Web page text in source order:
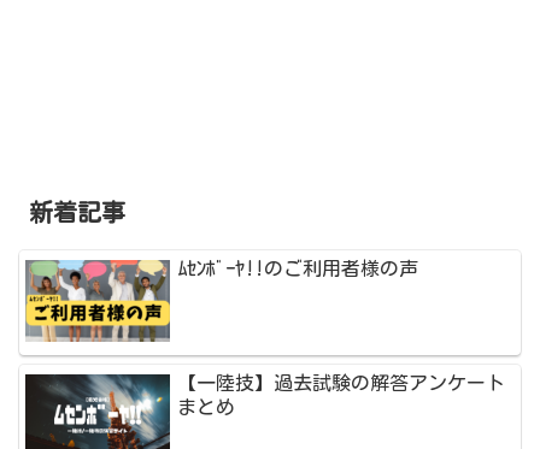
新着記事
ﾑｾﾝﾎﾞｰﾔ!!のご利用者様の声
【一陸技】過去試験の解答アンケート
まとめ